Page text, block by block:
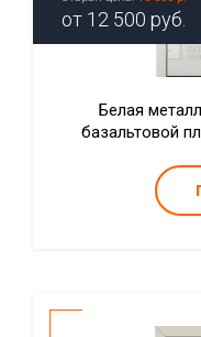
от 12 500 руб.
Белая
базальтовой